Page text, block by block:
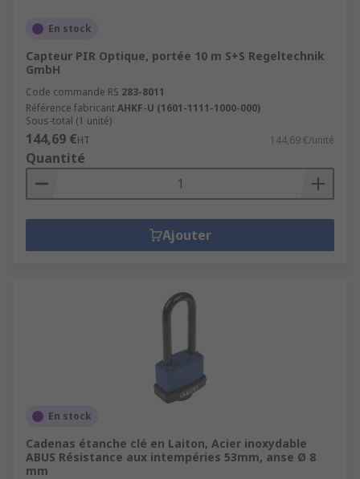
En stock
Capteur PIR Optique, portée 10 m S+S Regeltechnik
GmbH
Code commande RS 283-8011
Référence fabricantAHKF-U (1601-1111-1000-000)
Sous-total (1 unité)
144,69 €HT 144,69 €/unité
Quantité
Ajouter
En stock
Cadenas étanche clé en Laiton, Acier inoxydable
ABUS Résistance aux intempéries 53mm, anse Ø 8
mm